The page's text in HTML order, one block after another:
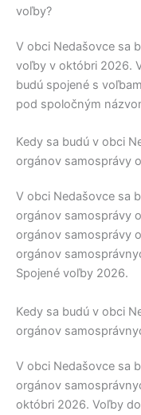
voľby?
V obci Nedašovce sa
voľby v októbri 2026.
budú spojené s
pod spoločným
Kedy sa budú v obci
orgánov samosprávy
V obci Nedašovce sa
orgánov samosprávy
orgánov samosprávy
orgánov
Spojené voľby 2026.
Kedy sa budú v obci
orgánov
V obci Nedašovce sa
orgánov
októbri 2026. Voľby